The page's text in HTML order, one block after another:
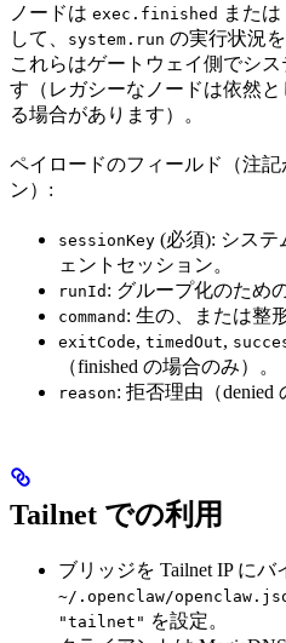
ノードは exec.finished または
して、
system.run の実行状況
これらはゲートウェイ側でシ
す（レガシーなノードは依然と
る場合があります）。
ペイロードのフィールド（注
ン）:
sessionKey (必須): システ
ェントセッション。
runId : グループ化のため
command : 生の、または整
exitCode, timedOut,
（finished の場合のみ）。
reason: 拒否理由（denied
Tailnet での利用
ブリッジを Tailnet IP にバ
~/.openclaw/
"tailnet" を設定。